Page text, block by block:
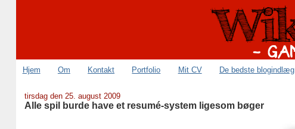
Hjem Om Kontakt Portfolio Mit CV De bedste blogindlæg
tirsdag den 25. august 2009
Alle spil burde have et resumé-system ligesom bøger